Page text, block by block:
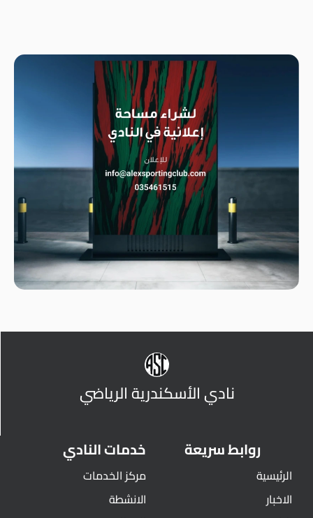
نادي الأسكندرية الرياضي
روابط سريعة
الرئيسية
الاخبار
خدمات النادي
مركز الخدمات
الانشطة